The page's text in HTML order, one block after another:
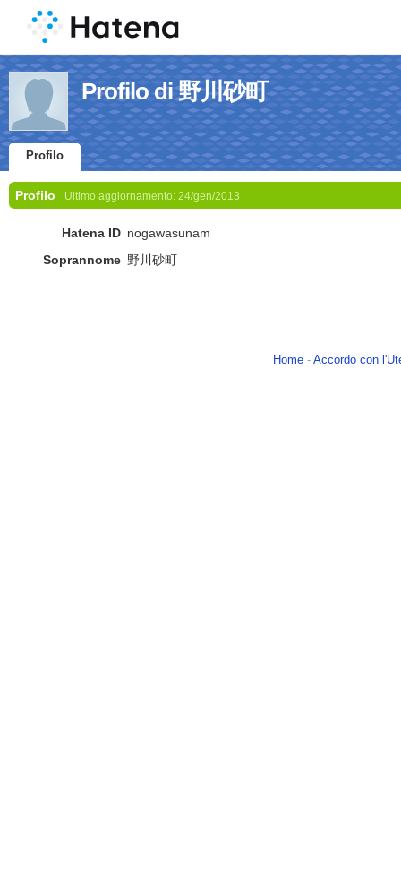
Profilo di 野川砂町
Profilo
Profilo Ultimo aggiornamento: 24/gen/2013
Hatena ID nogawasunam
Soprannome 野川砂町
Home - Accordo con